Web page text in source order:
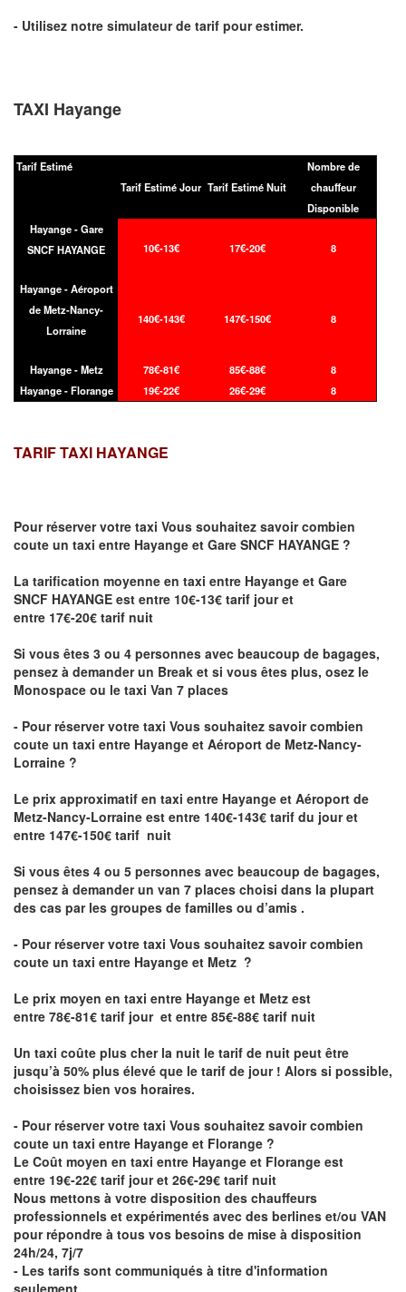
- Utilisez notre simulateur de tarif pour estimer.
TAXI Hayange
Tarif Estimé
Tarif Estimé Jour Tarif Estimé Nuit
Nombre de
chauffeur
Disponible
Hayange - Gare
SNCF HAYANGE
10€-13€ 17€-20€ 8
Hayange - Aéroport
de Metz-Nancy-
Lorraine
140€-143€ 147€-150€ 8
Hayange - Metz 78€-81€ 85€-88€
8
Hayange - Florange
19€-22€ 26€-29€ 8
TARIF TAXI HAYANGE
Pour réserver votre taxi Vous souhaitez savoircombien
coute un taxi entre Hayange et Gare SNCF HAYANGE ?
La tarification moyenne en taxi entre Hayange et Gare
SNCF HAYANGE est entre 10€-13€ tarif jour et
entre 17€-20€ tarif nuit
Si vous êtes 3 ou 4 personnes avec beaucoup de bagages,
pensez à demander un Break et si vous êtes plus, osez le
Monospace ou le taxi Van 7 places
- Pour réserver votre taxi Vous souhaitez savoircombien
coute un taxi entre Hayange et Aéroport de Metz-Nancy-
Lorraine ?
Le prix approximatif en taxi entre Hayange et Aéroport de
Metz-Nancy-Lorraine est entre 140€-143€ tarif du jour et
entre 147€-150€ tarif nuit
Si vous êtes 4 ou 5 personnes avec beaucoup de bagages,
pensez à demander un van 7 places choisi dans la plupart
des cas par les groupes de familles ou d’amis .
- Pour réserver votre taxi Vous souhaitez savoircombien
coute un taxi entre Hayange et Metz ?
Le prix moyen en taxi entre Hayange et Metz est
entre 78€-81€ tarif jour et entre 85€-88€ tarif nuit
Un taxi coûte plus cher la nuit le tarif de nuit peut être
jusqu’à 50% plus élevé que le tarif de jour ! Alors si possible,
choisissez bien vos horaires.
- Pour réserver votre taxi Vous souhaitez savoircombien
coute un taxi entre Hayange et Florange ?
Le Coût moyen en taxi entre Hayange et Florange est
entre 19€-22€ tarif jour et 26€-29€ tarif nuit
Nous mettons à votre disposition des chauffeurs
professionnels et expérimentés avec des berlines et/ou VAN
pour répondre à tous vos besoins de mise à disposition
24h/24, 7j/7
- Les tarifs sont communiqués à titre d'information